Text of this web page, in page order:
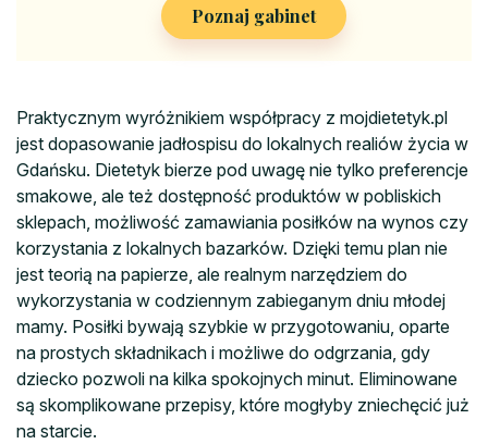
Poznaj gabinet
Praktycznym wyróżnikiem współpracy z mojdietetyk.pl
jest dopasowanie jadłospisu do lokalnych realiów życia w
Gdańsku. Dietetyk bierze pod uwagę nie tylko preferencje
smakowe, ale też dostępność produktów w pobliskich
sklepach, możliwość zamawiania posiłków na wynos czy
korzystania z lokalnych bazarków. Dzięki temu plan nie
jest teorią na papierze, ale realnym narzędziem do
wykorzystania w codziennym zabieganym dniu młodej
mamy. Posiłki bywają szybkie w przygotowaniu, oparte
na prostych składnikach i możliwe do odgrzania, gdy
dziecko pozwoli na kilka spokojnych minut. Eliminowane
są skomplikowane przepisy, które mogłyby zniechęcić już
na starcie.